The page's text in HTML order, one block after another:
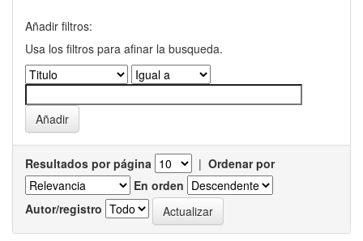
Añadir filtros:
Usa los filtros para afinar la busqueda.
Resultados por página | Ordenar por
En orden
Autor/registro